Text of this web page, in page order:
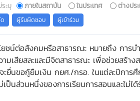
ระบุ ภายในสถาบัน ในประเทศ ต่างปร
ผู้รับผิดชอบ ผู้เข้าร่วม
ยชน์ต่อสังคมหรือสาธารณะ หมายถึง การ
มเสียสละและมีจิตสาธารณะ เพื่อช่วยสร้า
ยื่นขอกู้ยืมเงิน กยศ./กรอ. ในแต่ละปีการ
เป็นส่วนหนึ่งของการเรียนการสอนและไม่